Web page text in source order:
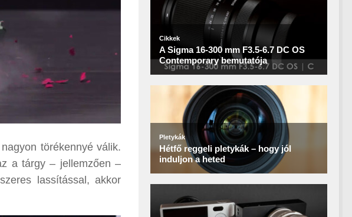
törékennyé válik.
a tárgy – jellemzően –
lassítással, akkor